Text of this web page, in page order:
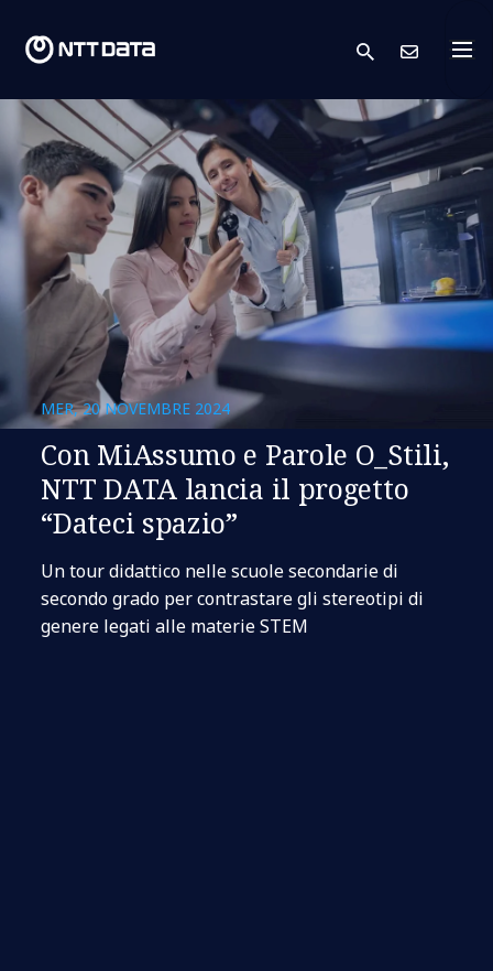
search
MER, 20 NOVEMBRE 2024
Con MiAssumo e Parole O_Stili,
NTT DATA lancia il progetto
“Dateci spazio”
Un tour didattico nelle scuole secondarie di
secondo grado per contrastare gli stereotipi di
genere legati alle materie STEM